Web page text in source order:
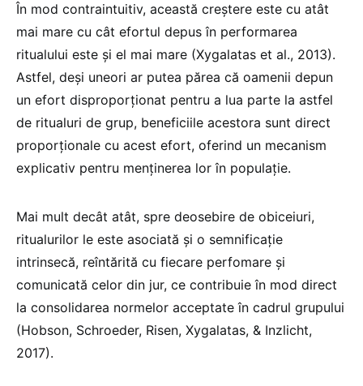
În mod contraintuitiv, această creștere este cu atât
mai mare cu cât efortul depus în performarea
ritualului este și el mai mare (Xygalatas et al., 2013).
Astfel, deși uneori ar putea părea că oamenii depun
un efort disproporționat pentru a lua parte la astfel
de ritualuri de grup, beneficiile acestora sunt direct
proporționale cu acest efort, oferind un mecanism
explicativ pentru menținerea lor în populație.
Mai mult decât atât, spre deosebire de obiceiuri,
ritualurilor le este asociată și o semnificație
intrinsecă, reîntărită cu fiecare perfomare și
comunicată celor din jur, ce contribuie în mod direct
la consolidarea normelor acceptate în cadrul grupului
(Hobson, Schroeder, Risen, Xygalatas, & Inzlicht,
2017).